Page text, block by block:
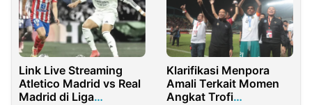
Link Live Streaming
Atletico Madrid vs Real
Madrid di Liga
Klarifikasi Menpora
Amali Terkait Momen
Angkat Trofi